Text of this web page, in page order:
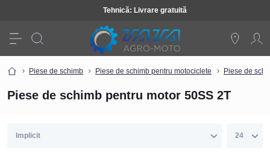
Tehnică: Livrare gratuită
Piese de schimb Piese de schimb pentru motociclete Piese de
Piese de schimb pentru motor 50SS 2T